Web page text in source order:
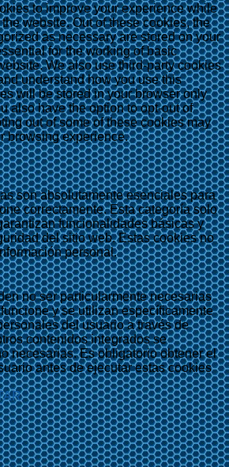
to improve your experience while
website. Out of these cookies, the
as necessary are stored on your
for the working of basic
We also use third-party cookies
understand how you use this
will be stored in your browser only
also have the option to opt-out of
out of some of these cookies may
browsing experience.
son absolutamente esenciales para
correctamente. Esta categoría solo
funcionalidades básicas y
del sitio web. Estas cookies no
personal.
no ser particularmente necesarias
y se utilizan específicamente
del usuario a través de
contenidos integrados se
necesarias. Es obligatorio obtener el
antes de ejecutar estas cookies